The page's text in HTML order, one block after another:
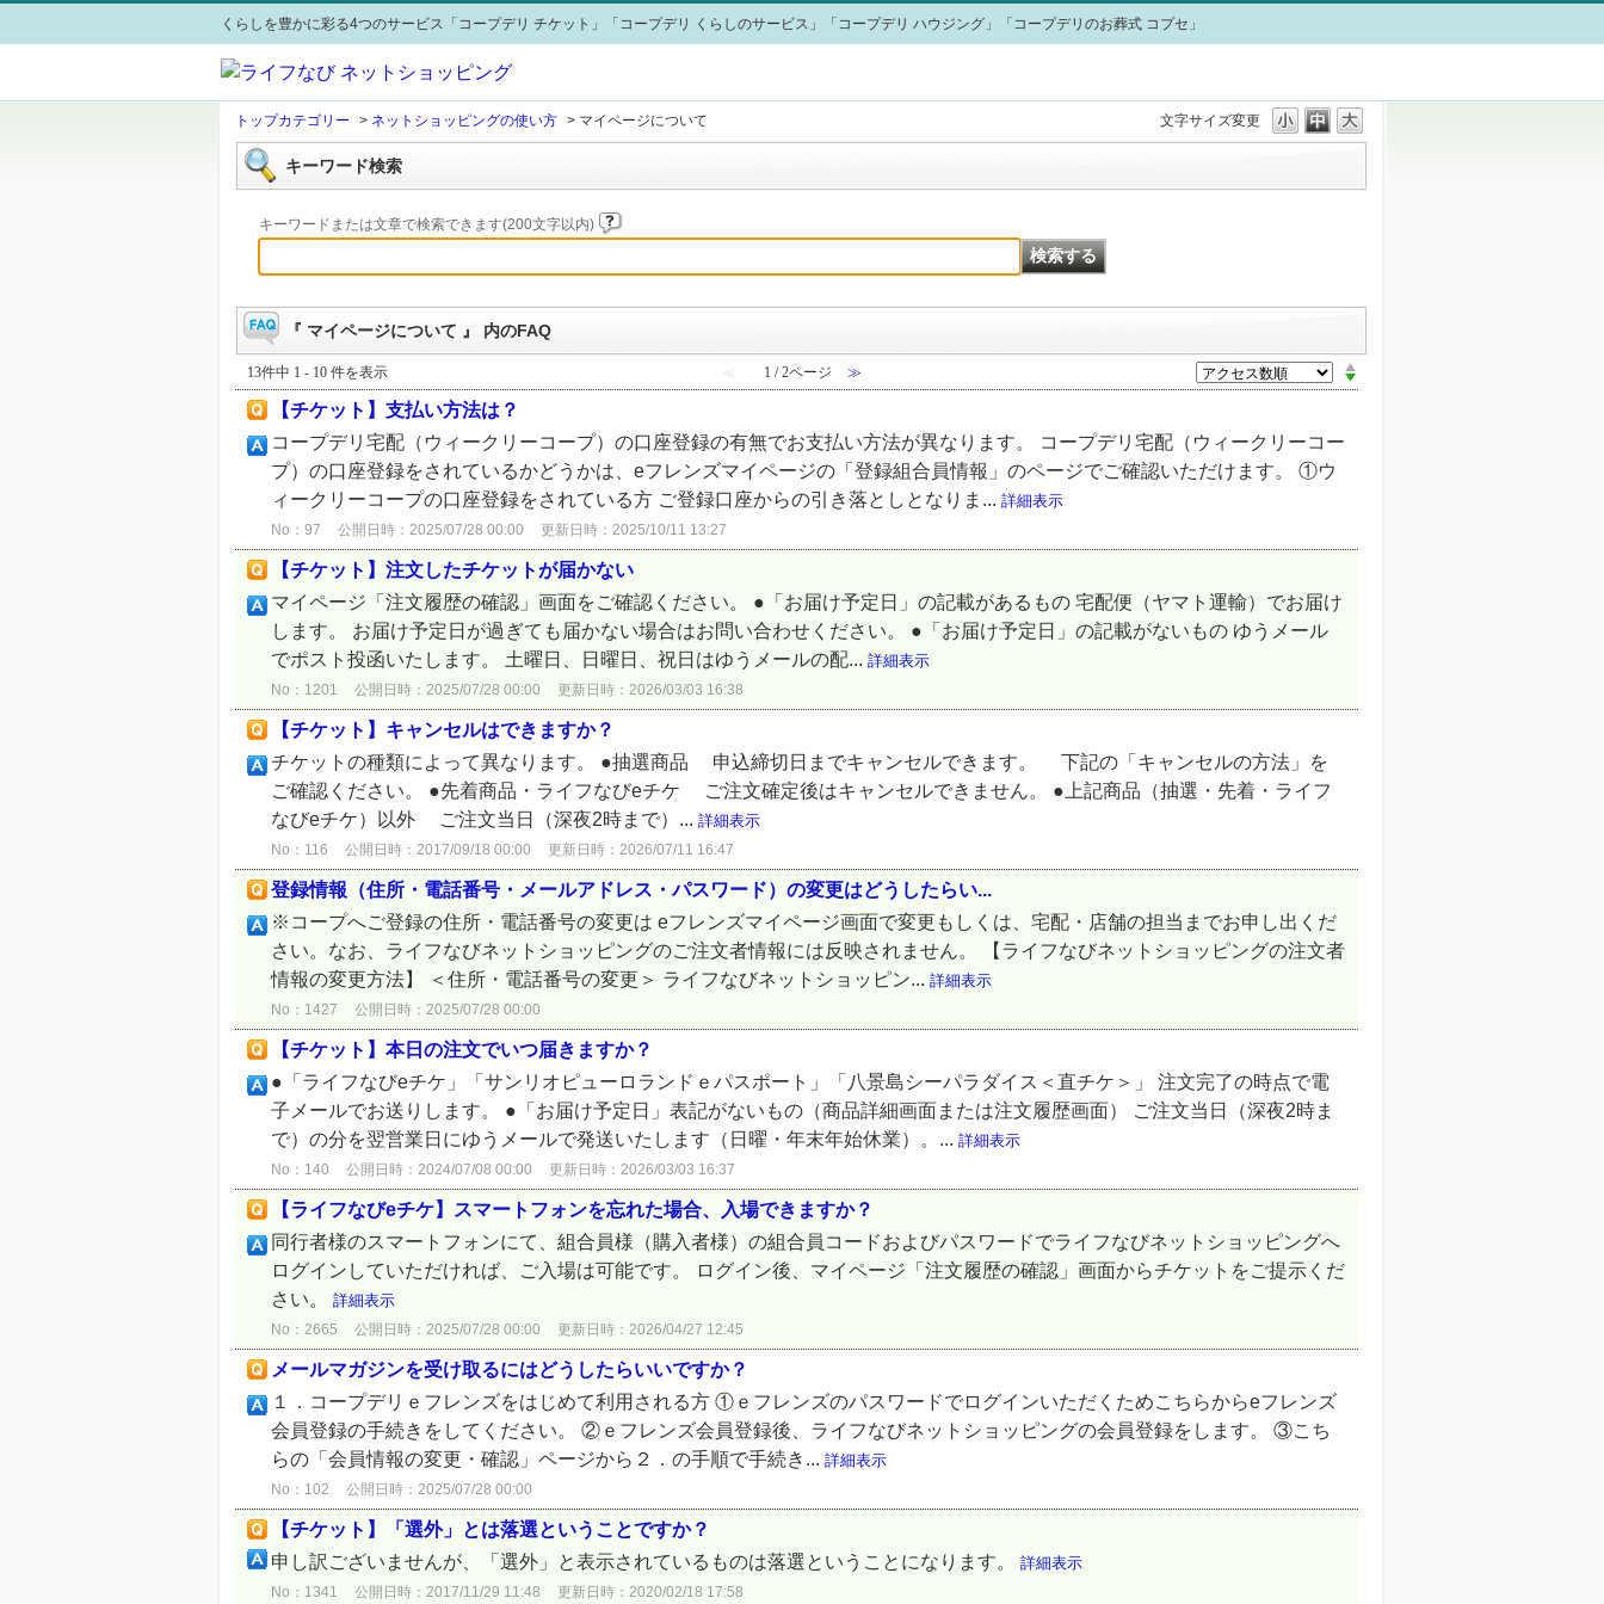
くらしを豊かに彩る4つのサービス「コープデリ チケット」「コープデリ くらしのサービス」「コープデリ ハウジング」「コープデリのお葬式 コプセ」
文字サイズ変更
トップカテゴリー > ネットショッピングの使い方 > マイページについて
キーワード検索
キーワードまたは文章で検索できます(200文字以内)
『 マイページについて 』 内のFAQ
13件中 1 - 10 件を表示 ≪ 1 / 2ページ ≫
【チケット】支払い方法は？
コープデリ宅配（ウィークリーコープ）の口座登録の有無でお支払い方法が異なります。 コープデリ宅配（ウィークリーコー
プ）の口座登録をされているかどうかは、eフレンズマイページの「登録組合員情報」のページでご確認いただけます。 ①ウ
ィークリーコープの口座登録をされている方 ご登録口座からの引き落としとなりま... 詳細表示
No：97 公開日時：2025/07/28 00:00 更新日時：2025/10/11 13:27
【チケット】注文したチケットが届かない
マイページ「注文履歴の確認」画面をご確認ください。 ●「お届け予定日」の記載があるもの 宅配便（ヤマト運輸）でお届け
します。 お届け予定日が過ぎても届かない場合はお問い合わせください。 ●「お届け予定日」の記載がないもの ゆうメール
でポスト投函いたします。 土曜日、日曜日、祝日はゆうメールの配... 詳細表示
No：1201 公開日時：2025/07/28 00:00 更新日時：2026/03/03 16:38
【チケット】キャンセルはできますか？
チケットの種類によって異なります。 ●抽選商品 申込締切日までキャンセルできます。 下記の「キャンセルの方法」を
ご確認ください。 ●先着商品・ライフなびeチケ ご注文確定後はキャンセルできません。 ●上記商品（抽選・先着・ライフ
なびeチケ）以外 ご注文当日（深夜2時まで）... 詳細表示
No：116 公開日時：2017/09/18 00:00 更新日時：2026/07/11 16:47
登録情報（住所・電話番号・メールアドレス・パスワード）の変更はどうしたらい...
※コープへご登録の住所・電話番号の変更は eフレンズマイページ画面で変更もしくは、宅配・店舗の担当までお申し出くだ
さい。なお、ライフなびネットショッピングのご注文者情報には反映されません。 【ライフなびネットショッピングの注文者
情報の変更方法】 ＜住所・電話番号の変更＞ ライフなびネットショッピン... 詳細表示
No：1427 公開日時：2025/07/28 00:00
【チケット】本日の注文でいつ届きますか？
●「ライフなびeチケ」「サンリオピューロランドｅパスポート」「八景島シーパラダイス＜直チケ＞」 注文完了の時点で電
子メールでお送りします。 ●「お届け予定日」表記がないもの（商品詳細画面または注文履歴画面） ご注文当日（深夜2時ま
で）の分を翌営業日にゆうメールで発送いたします（日曜・年末年始休業）。... 詳細表示
No：140 公開日時：2024/07/08 00:00 更新日時：2026/03/03 16:37
【ライフなびeチケ】スマートフォンを忘れた場合、入場できますか？
同行者様のスマートフォンにて、組合員様（購入者様）の組合員コードおよびパスワードでライフなびネットショッピングへ
ログインしていただければ、ご入場は可能です。 ログイン後、マイページ「注文履歴の確認」画面からチケットをご提示くだ
さい。 詳細表示
No：2665 公開日時：2025/07/28 00:00 更新日時：2026/04/27 12:45
メールマガジンを受け取るにはどうしたらいいですか？
１．コープデリｅフレンズをはじめて利用される方 ①ｅフレンズのパスワードでログインいただくためこちらからeフレンズ
会員登録の手続きをしてください。 ②ｅフレンズ会員登録後、ライフなびネットショッピングの会員登録をします。 ③こち
らの「会員情報の変更・確認」ページから２．の手順で手続き... 詳細表示
No：102 公開日時：2025/07/28 00:00
【チケット】「選外」とは落選ということですか？
申し訳ございませんが、「選外」と表示されているものは落選ということになります。 詳細表示
No：1341 公開日時：2017/11/29 11:48 更新日時：2020/02/18 17:58